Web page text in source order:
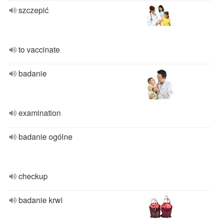
szczepić
to vaccinate
badanie
examination
badanie ogólne
checkup
badanie krwi